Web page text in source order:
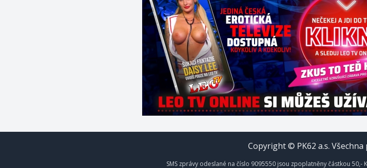
Copyright © PK62 a.s. Všechna
SMS zprávy odeslané na číslo 9095550 jsou zpoplatněny částkou